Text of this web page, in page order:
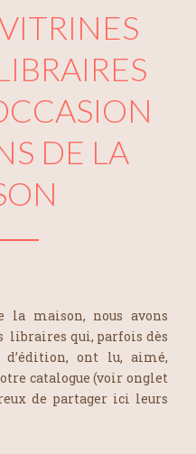
DE LA
la maison, nous avons
libraires qui, parfois dès
ont lu, aimé,
catalogue (voir onglet
de partager ici leurs